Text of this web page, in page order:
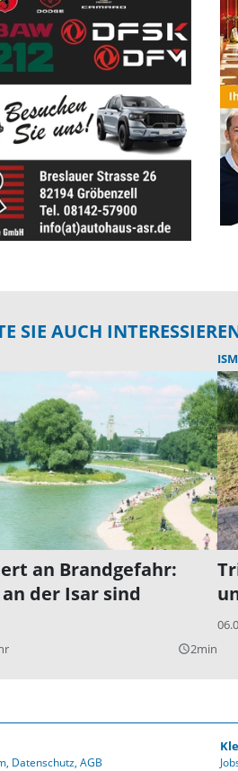
SIE AUCH
an Brandgefahr:
der Isar sind
query_builder2min
Datenschutz AGB